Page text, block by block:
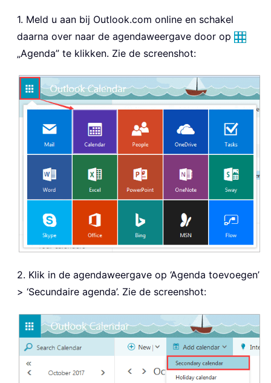
1. Meld u aan bij Outlook.com online en schakel
daarna over naar de agendaweergave door op
„Agenda” te klikken. Zie de screenshot:
2. Klik in de agendaweergave op ‘Agenda toevoegen’
> ‘Secundaire agenda’. Zie de screenshot: